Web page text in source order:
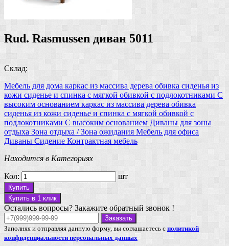
Rud. Rasmussen диван 5011
Склад:
Мебель для дома каркас из массива дерева обивка сиденья из
кожи сиденье и спинка с мягкой обивкой с подлокотниками С
высоким основанием каркас из массива дерева обивка
сиденья из кожи сиденье и спинка с мягкой обивкой с
подлокотниками С высоким основанием Диваны для зоны
отдыха Зона отдыха / Зона ожидания Мебель для офиса
Диваны Сидение Контрактная мебель
Находится в Категориях
Кол: шт
Купить
Купить в 1 клик
Остались вопросы? Закажите обратный звонок !
Заказать
Заполняя и отправляя данную форму, вы соглашаетесь с политикой
конфиденциальности персональных данных